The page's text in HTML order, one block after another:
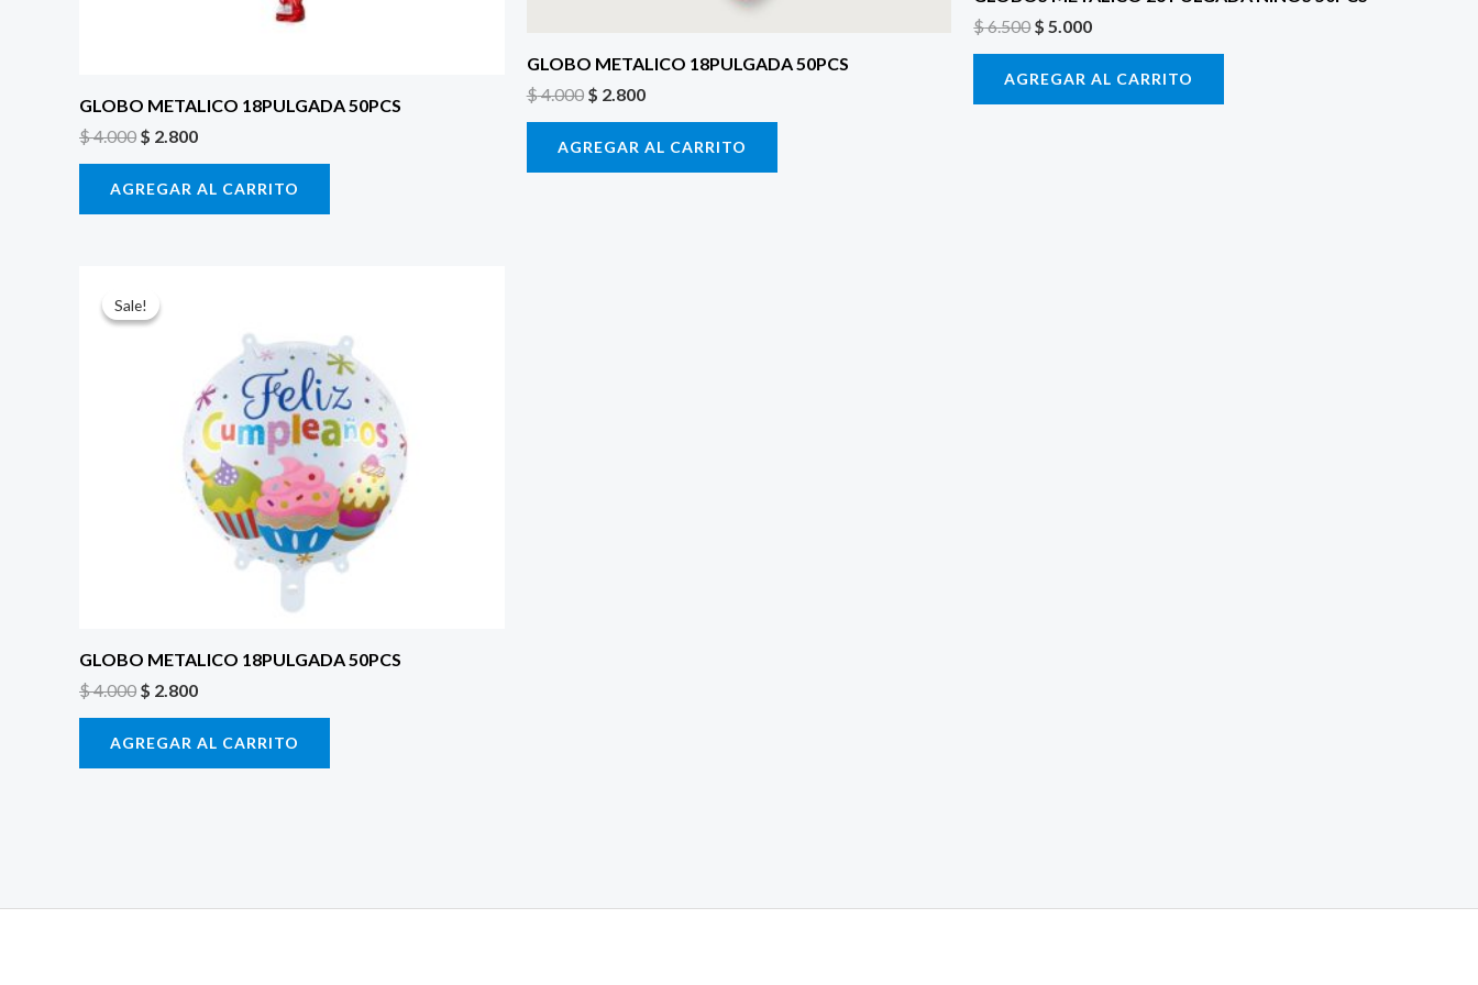
GLOBO METALICO 18PULGADA 50PCS
$4.000 $ 2.800
AGREGAR AL CARRITO
GLOBO METALICO 18PULGADA 50PCS
$4.000 $ 2.800
AGREGAR AL CARRITO
$6.500$ 5.000
AGREGAR AL CARRITO
Sale!
Sale!
GLOBO METALICO 18PULGADA 50PCS
$4.000
precio
original
$ 2.800
$ 2.800.
AGREGAR AL CARRITO